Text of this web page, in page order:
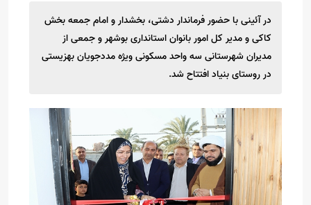
در آئینی با حضور فرماندار دشتی، بخشدار و امام جمعه بخش
کاکی و مدیر کل امور بانوان استانداری بوشهر و جمعی از
مدیران شهرستانی سه واحد مسکونی ویژه مددجویان بهزیستی
در روستای بنیاد افتتاح شد.